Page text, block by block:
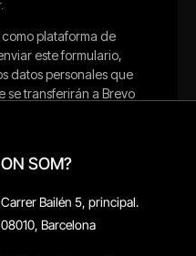
ON SOM?
Carrer Bailén 5, principal.
08010, Barcelona